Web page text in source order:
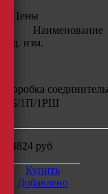
Цены
Наименование
Ед. изм.
Коробка
1Б/1П/1РШ
14824 руб
Купить
Добавлено